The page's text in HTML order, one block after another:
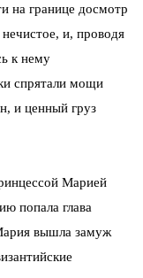
на границе досмотр
и, проводя
к нему
спрятали мощи
и ценный груз
Марией
попала глава
вышла замуж